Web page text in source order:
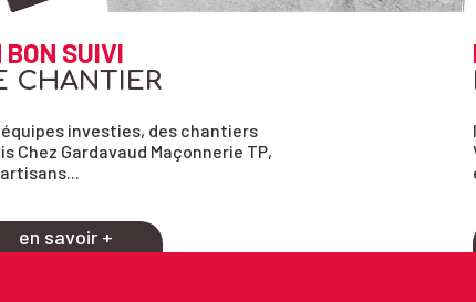
BON SUIVI
CHANTIER
équipes investies, des chantiers
Chez Gardavaud Maçonnerie TP,
en savoir +